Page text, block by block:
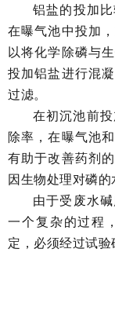
铝盐的投加
在曝气池中投加
以将化学除磷与
投加铝盐进行混
过滤。
在初沉池前
除率，在曝气池
有助于改善药剂
因生物处理对磷的
由于受废水
一个复杂的过程
定，必须经过试验